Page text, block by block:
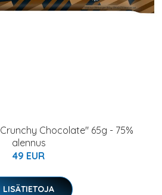
Chocolate" 65g - 75%
alennus
49 EUR
LISÄTIETOJA